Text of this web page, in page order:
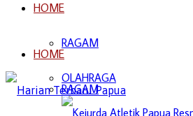
HOME
RAGAM
OLAHRAGA
HOME
RAGAM